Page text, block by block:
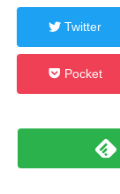
Twitter
Pocket